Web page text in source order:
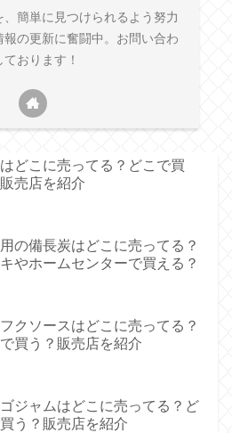
簡単に見つけられるよう努力
報の更新に奮闘中。お問い合わ
おります！
どこに売ってる？どこで買
売店を紹介
の備長炭はどこに売ってる？
キやホームセンターで買える？
クソースはどこに売ってる？
買う？販売店を紹介
ジャムはどこに売ってる？ど
う？販売店を紹介